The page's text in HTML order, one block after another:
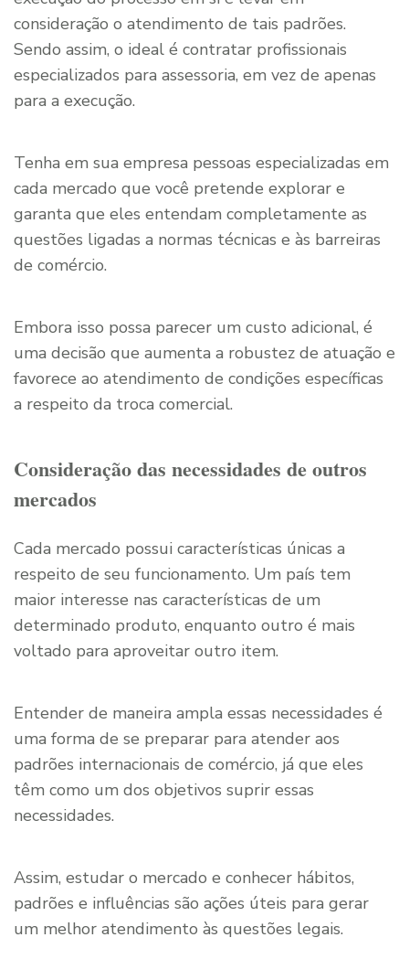
consideração o atendimento de tais padrões.
Sendo assim, o ideal é contratar profissionais
especializados para assessoria, em vez de apenas
para a execução.
Tenha em sua empresa pessoas especializadas em
cada mercado que você pretende explorar e
garanta que eles entendam completamente as
questões ligadas a normas técnicas e às barreiras
de comércio.
Embora isso possa parecer um custo adicional, é
uma decisão que aumenta a robustez de atuação e
favorece ao atendimento de condições específicas
a respeito da troca comercial.
Consideração das necessidades de outros
mercados
Cada mercado possui características únicas a
respeito de seu funcionamento. Um país tem
maior interesse nas características de um
determinado produto, enquanto outro é mais
voltado para aproveitar outro item.
Entender de maneira ampla essas necessidades é
uma forma de se preparar para atender aos
padrões internacionais de comércio, já que eles
têm como um dos objetivos suprir essas
necessidades.
Assim, estudar o mercado e conhecer hábitos,
padrões e influências são ações úteis para gerar
um melhor atendimento às questões legais.